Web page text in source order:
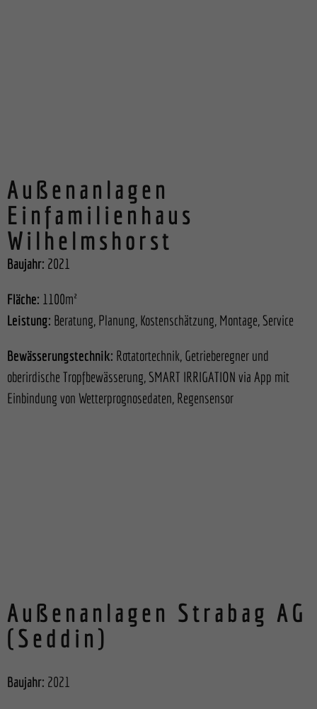
Außenanlagen
Einfamilienhaus
Wilhelmshorst
Baujahr: 2021
Fläche: 1100m²
Leistung: Beratung, Planung, Kostenschätzung, Montage, Service
Bewässerungstechnik: Rotatortechnik, Getrieberegner und
oberirdische Tropfbewässerung, SMART IRRIGATION via App mit
Einbindung von Wetterprognosedaten, Regensensor
Außenanlagen Strabag AG
(Seddin)
Baujahr: 2021